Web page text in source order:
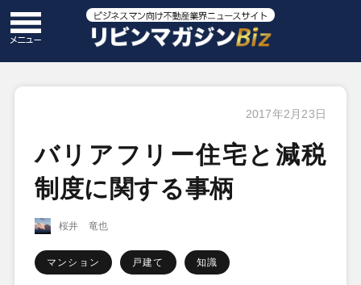
2017年2月23日
バリアフリー住宅と減税
制度に関する事柄
桜井 竜也
マンション 戸建て 知識